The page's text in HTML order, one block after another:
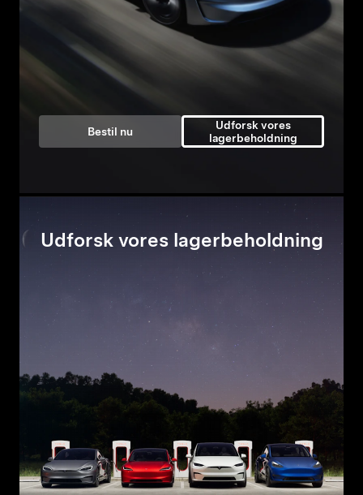
Bestil nu
Udforsk vores
lagerbeholdning
Udforsk vores lagerbeholdning